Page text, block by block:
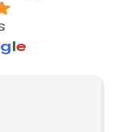
gle